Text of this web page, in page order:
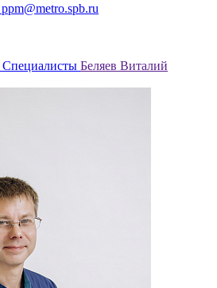
ppm@metro.spb.ru
Специалисты Беляев Виталий